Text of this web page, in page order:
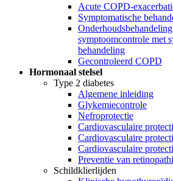
Acute COPD-
Symptomatische
symptoomcontrole met
behandeling
Gecontroleerd COPD
Hormonaal stelsel
Type 2 diabetes
Algemene inleiding
Glykemiecontrole
Nefroprotectie
Cardiovasculaire
Cardiovasculaire
Cardiovasculaire
Preventie van
Schildklierlijden